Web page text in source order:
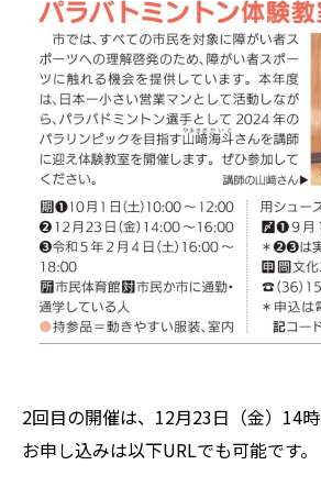
2回目の開催は、12月23日（金）14時
お申し込みは以下URLでも可能です。